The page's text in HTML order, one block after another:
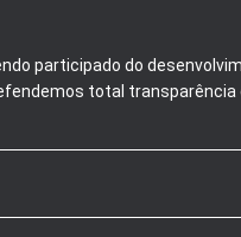
participado do
total transparência